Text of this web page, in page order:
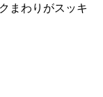
まわりがスッキ